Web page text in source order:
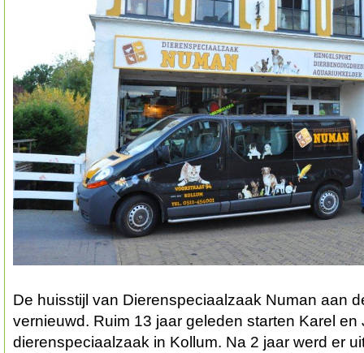
De huisstijl van Dierenspeciaalzaak Numan aan
vernieuwd. Ruim 13 jaar geleden starten Karel
dierenspeciaalzaak in Kollum. Na 2 jaar werd er